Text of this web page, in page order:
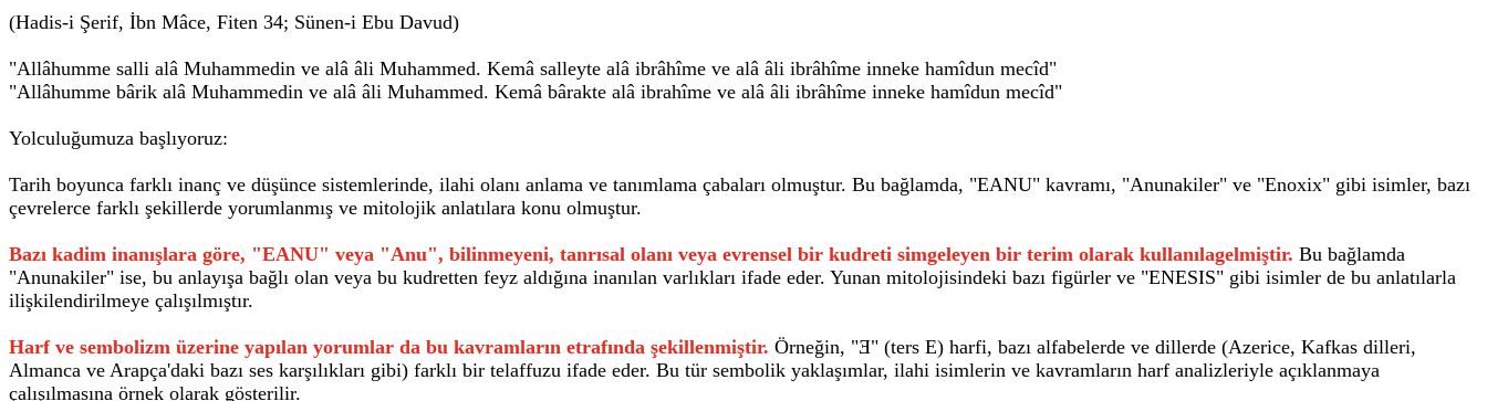
(Hadis-i Şerif, İbn Mâce, Fiten 34; Sünen-i Ebu Davud)
"Allâhumme salli alâ Muhammedin ve alâ âli Muhammed. Kemâ salleyte alâ ibrâhîme ve alâ âli ibrâhîme inneke hamîdun mecîd"
"Allâhumme bârik alâ Muhammedin ve alâ âli Muhammed. Kemâ bârakte alâ ibrahîme ve alâ âli ibrâhîme inneke hamîdun mecîd"
Yolculuğumuza başlıyoruz:
Tarih boyunca farklı inanç ve düşünce sistemlerinde, ilahi olanı anlama ve tanımlama çabaları olmuştur. Bu bağlamda, "EANU" kavramı, "Anunakiler" ve "Enoxix" gibi isimler, bazı
çevrelerce farklı şekillerde yorumlanmış ve mitolojik anlatılara konu olmuştur.
Bazı kadim inanışlara göre, "EANU" veya "Anu", bilinmeyeni, tanrısal olanı veya evrensel bir kudreti simgeleyen bir terim olarak kullanılagelmiştir. Bu bağlamda
"Anunakiler" ise, bu anlayışa bağlı olan veya bu kudretten feyz aldığına inanılan varlıkları ifade eder. Yunan mitolojisindeki bazı figürler ve "ENESIS" gibi isimler de bu anlatılarla
ilişkilendirilmeye çalışılmıştır.
Harf ve sembolizm üzerine yapılan yorumlar da bu kavramların etrafında şekillenmiştir. Örneğin, "Ǝ" (ters E) harfi, bazı alfabelerde ve dillerde (Azerice, Kafkas dilleri,
Almanca ve Arapça'daki bazı ses karşılıkları gibi) farklı bir telaffuzu ifade eder. Bu tür sembolik yaklaşımlar, ilahi isimlerin ve kavramların harf analizleriyle açıklanmaya
çalışılmasına örnek olarak gösterilir.